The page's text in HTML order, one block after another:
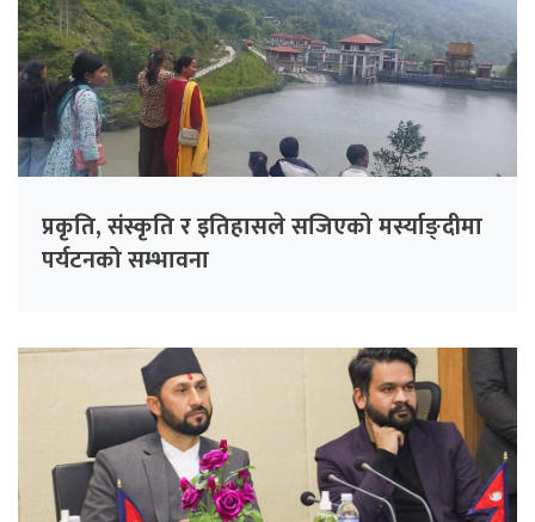
प्रकृति, संस्कृति र इतिहासले सजिएको मर्स्याङ्दीमा
पर्यटनको सम्भावना